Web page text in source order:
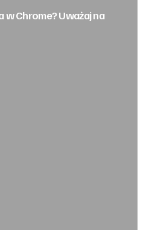
w Chrome? Uważaj na